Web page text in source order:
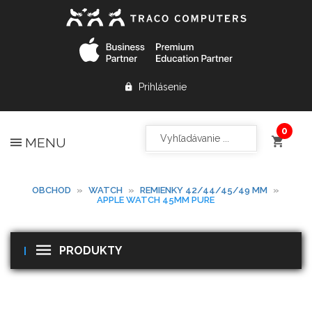
Prihlásenie
MENU
OBCHOD » WATCH » REMIENKY 42/44/45/49 MM
»
APPLE WATCH 45MM PURE
PRODUKTY